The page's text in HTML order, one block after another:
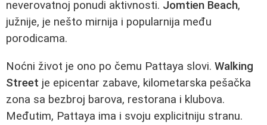
neverovatnoj ponudi aktivnosti. Jomtien Beach,
južnije, je nešto mirnija i popularnija među
porodicama.
Noćni život je ono po čemu Pattaya slovi. Walking
Street je epicentar zabave, kilometarska pešačka
zona sa bezbroj barova, restorana i klubova.
Međutim, Pattaya ima i svoju explicitniju stranu.